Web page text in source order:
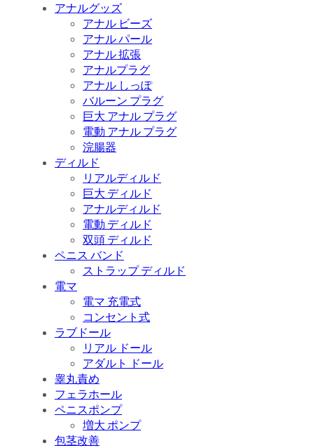
アナルグッズ
アナル ビーズ
アナル パール
アナル 拡張
アナルプラグ
アナル しっぽ
バルーン プラグ
巨大 アナル プラグ
電動 アナル プラグ
浣腸器
ディルド
リアルディルド
巨大 ディルド
アナルディルド
電動 ディルド
双頭 ディルド
ペニス バンド
ストラップ ディルド
電マ
電マ 充電式
コンセント式
ラブドール
リアル ドール
アダルト ドール
睾丸責め
フェラホール
ペニスポンプ
増大 ポンプ
包茎改善